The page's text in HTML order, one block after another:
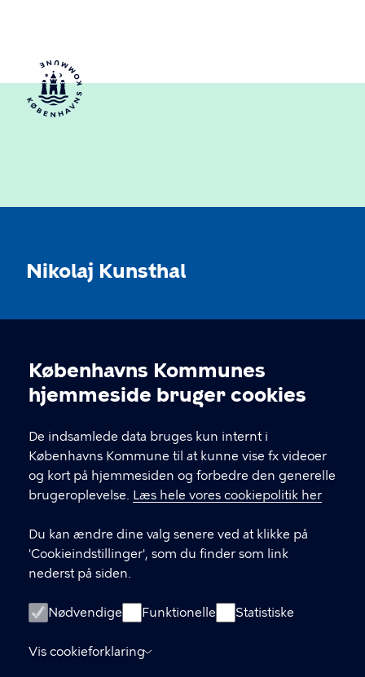
Cookieindstillinger
Københavns Kommunes
hjemmeside bruger cookies
De indsamlede data bruges kun internt i
Københavns Kommune til at kunne vise fx videoer
og kort på hjemmesiden og forbedre den generelle
brugeroplevelse. Læs hele vores cookiepolitik her
Du kan ændre dine valg senere ved at klikke på
'Cookieindstillinger', som du finder som link
nederst på siden.
Nødvendige Funktionelle Statistiske
Vis cookieforklaring
Nikolaj Kunsthal
Nikolaj Plads 10, 1067 København
nikolajkunsthal@kff.kk.dk
EAN: 5798009780331
LINKS
Kontakt
Facebook
Instagram
Linkedin